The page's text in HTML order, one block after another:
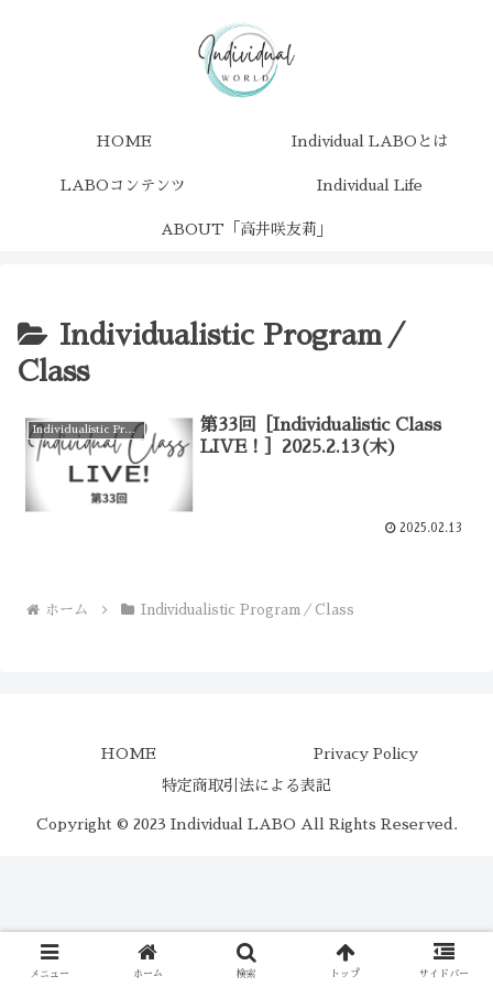
HOME Individual LABOとは
LABOコンテンツ Individual Life
ABOUT「高井咲友莉」
Individualistic Program／
Class
Individualistic Program／Class
第33回［Individualistic Class
LIVE！］2025.2.13(木)
2025.02.13
ホーム Individualistic Program／Class
HOME Privacy Policy
特定商取引法による表記
Copyright © 2023 Individual LABO All Rights Reserved.
メニュー ホーム 検索 トップ サイドバー